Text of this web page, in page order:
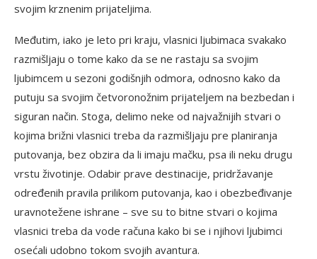
svojim krznenim prijateljima.
Međutim, iako je leto pri kraju, vlasnici ljubimaca svakako
razmišljaju o tome kako da se ne rastaju sa svojim
ljubimcem u sezoni godišnjih odmora, odnosno kako da
putuju sa svojim četvoronožnim prijateljem na bezbedan i
siguran način. Stoga, delimo neke od najvažnijih stvari o
kojima brižni vlasnici treba da razmišljaju pre planiranja
putovanja, bez obzira da li imaju mačku, psa ili neku drugu
vrstu životinje. Odabir prave destinacije, pridržavanje
određenih pravila prilikom putovanja, kao i obezbeđivanje
uravnotežene ishrane – sve su to bitne stvari o kojima
vlasnici treba da vode računa kako bi se i njihovi ljubimci
osećali udobno tokom svojih avantura.